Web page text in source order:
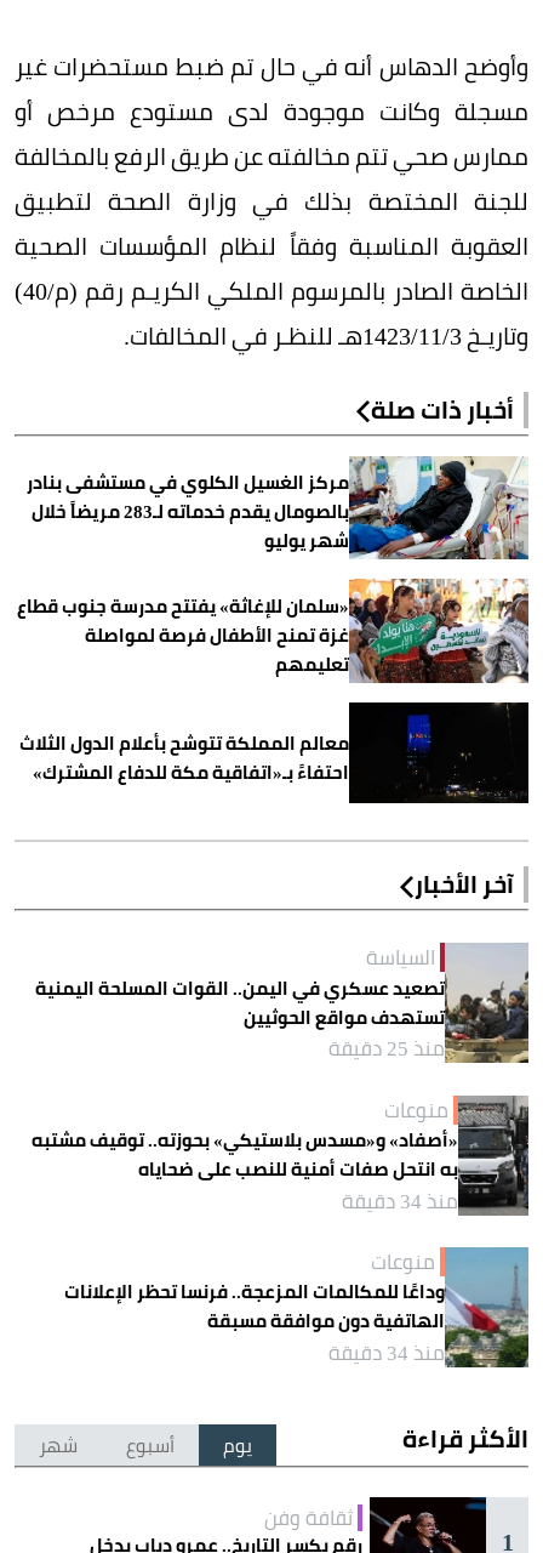
وأوضح الدهاس أنه في حال تم ضبط مستحضرات غير
مسجلة وكانت موجودة لدى مستودع مرخص أو
ممارس صحي تتم مخالفته عن طريق الرفع بالمخالفة
للجنة المختصة بذلك في وزارة الصحة لتطبيق
العقوبة المناسبة وفقاً لنظام المؤسسات الصحية
الخاصة الصادر بالمرسوم الملكي الكريـم رقم (م/‏40)
وتاريـخ 3/‏11/‏1423هـ للنظـر في المخالفات.
أخبار ذات صلة
مركز الغسيل الكلوي في مستشفى بنادر
بالصومال يقدم خدماته لـ283 مريضاً خلال
شهر يوليو
«سلمان للإغاثة» يفتتح مدرسة جنوب قطاع
غزة تمنح الأطفال فرصة لمواصلة
تعليمهم
معالم المملكة تتوشح بأعلام الدول الثلاث
احتفاءً بـ«اتفاقية مكة للدفاع المشترك»
آخر الأخبار
السياسة
تصعيد عسكري في اليمن.. القوات المسلحة اليمنية
تستهدف مواقع الحوثيين
منذ 25 دقيقة
منوعات
«أصفاد» و«مسدس بلاستيكي» بحوزته.. توقيف مشتبه
به انتحل صفات أمنية للنصب على ضحاياه
منذ 34 دقيقة
منوعات
وداعًا للمكالمات المزعجة.. فرنسا تحظر الإعلانات
الهاتفية دون موافقة مسبقة
منذ 34 دقيقة
الأكثر قراءة يوم أسبوع شهر
1
ثقافة وفن
رقم يكسر التاريخ.. عمرو دياب يدخل